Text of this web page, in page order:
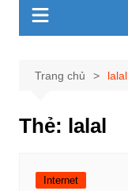
Trang chủ lalal
Thẻ: lalal
Internet